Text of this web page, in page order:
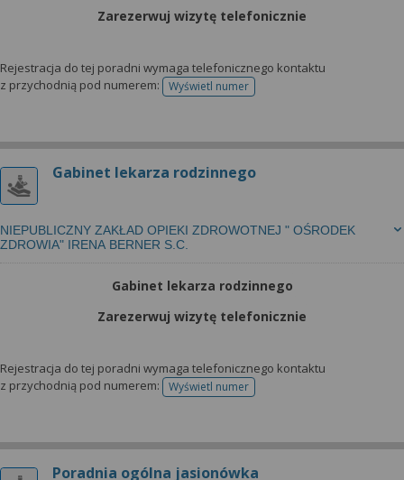
Zarezerwuj wizytę telefonicznie
Rejestracja do tej poradni wymaga telefonicznego kontaktu
z przychodnią pod numerem:
Wyświetl numertelefonu do rejestracji
Gabinet lekarza rodzinnego
NIEPUBLICZNY ZAKŁAD OPIEKI ZDROWOTNEJ " OŚRODEK
ZDROWIA" IRENA BERNER S.C.
Gabinet lekarza rodzinnego
Zarezerwuj wizytę telefonicznie
Rejestracja do tej poradni wymaga telefonicznego kontaktu
z przychodnią pod numerem:
Wyświetl numertelefonu do rejestracji
Poradnia ogólna jasionówka